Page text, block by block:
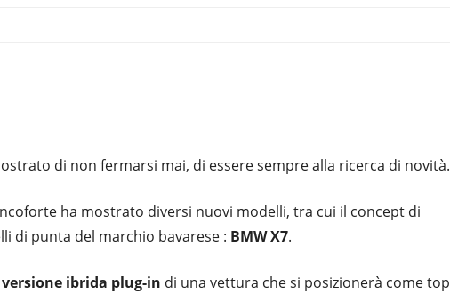
di non fermarsi mai, di essere sempre alla ricerca di novità.
ha mostrato diversi nuovi modelli, tra cui il concept di
di punta del marchio bavarese : BMW X7.
versione ibrida plug-in di una vettura che si posizionerà come top